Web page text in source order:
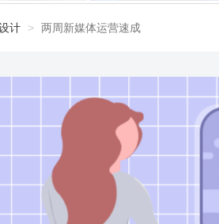
计 两周新媒体运营速成